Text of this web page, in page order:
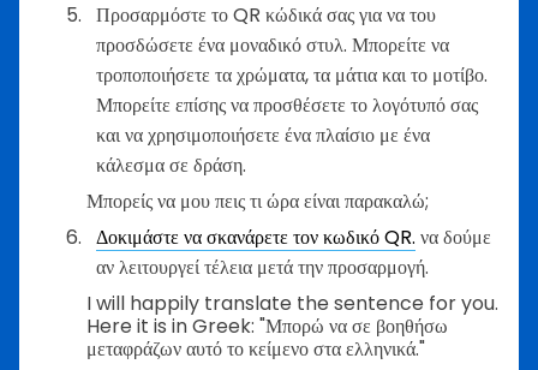
Προσαρμόστε το QR κώδικά σας για να του
προσδώσετε ένα μοναδικό στυλ. Μπορείτε να
τροποποιήσετε τα χρώματα, τα μάτια και το μοτίβο.
Μπορείτε επίσης να προσθέσετε το λογότυπό σας
και να χρησιμοποιήσετε ένα πλαίσιο με ένα
κάλεσμα σε δράση.
Μπορείς να μου πεις τι ώρα είναι παρακαλώ;
Δοκιμάστε να σκανάρετε τον κωδικό QR. να δούμε
αν λειτουργεί τέλεια μετά την προσαρμογή.
I will happily translate the sentence for you.
Here it is in Greek: "Μπορώ να σε βοηθήσω
μεταφράζων αυτό το κείμενο στα ελληνικά."